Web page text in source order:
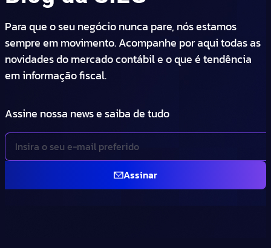
Para que o seu negócio nunca pare, nós estamos
sempre em movimento. Acompanhe por aqui todas as
novidades do mercado contábil e o que é tendência
em informação fiscal.
Assine nossa news e saiba de tudo
Assinar